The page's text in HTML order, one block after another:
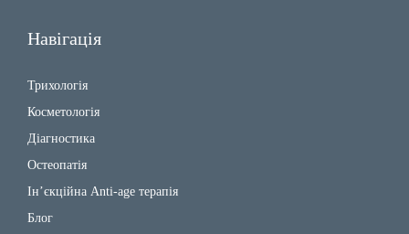
Навігація
Трихологія
Косметологія
Діагностика
Остеопатія
Ін’єкційна Anti-age терапія
Блог